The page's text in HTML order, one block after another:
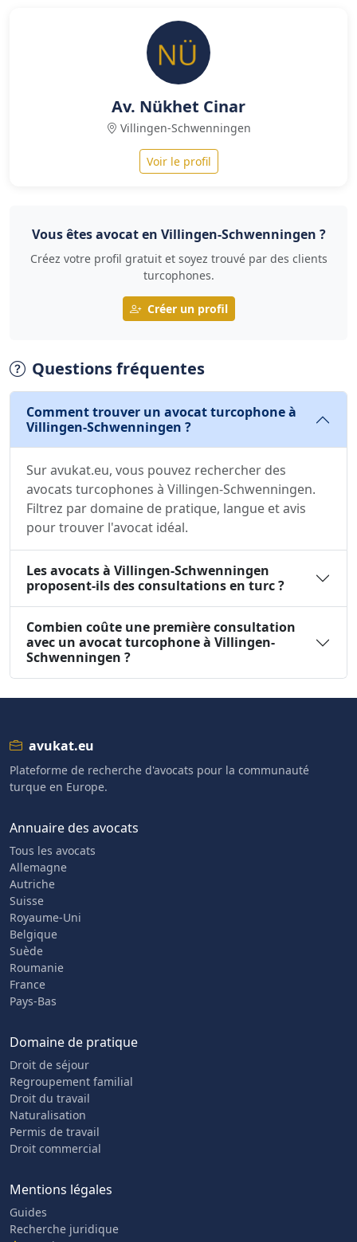
Av. Nükhet Cinar
Villingen-Schwenningen
Voir le profil
Vous êtes avocat en Villingen-Schwenningen ?
Créez votre profil gratuit et soyez trouvé par des clients
turcophones.
Créer un profil
Questions fréquentes
Comment trouver un avocat turcophone à
Villingen-Schwenningen ?
Sur avukat.eu, vous pouvez rechercher des
avocats turcophones à Villingen-Schwenningen.
Filtrez par domaine de pratique, langue et avis
pour trouver l'avocat idéal.
Les avocats à Villingen-Schwenningen
proposent-ils des consultations en turc ?
Combien coûte une première consultation
avec un avocat turcophone à Villingen-
Schwenningen ?
avukat.eu
Plateforme de recherche d'avocats pour la communauté
turque en Europe.
Annuaire des avocats
Tous les avocats
Allemagne
Autriche
Suisse
Royaume-Uni
Belgique
Suède
Roumanie
France
Pays-Bas
Domaine de pratique
Droit de séjour
Regroupement familial
Droit du travail
Naturalisation
Permis de travail
Droit commercial
Mentions légales
Guides
Recherche juridique